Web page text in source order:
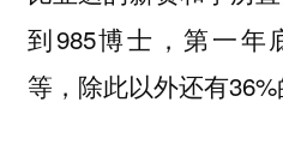
到985博士，第一年
等，除此以外还有36%